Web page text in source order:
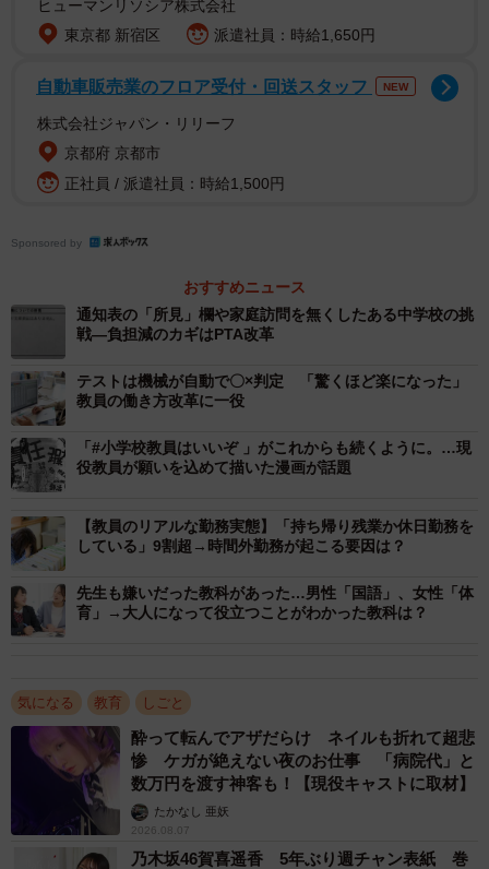
学校での役職／定時外労働時間（残業時間）の現状（提供画像）
般教科教員」（43.4％）、「クラス担任（副担任）」
（31.1％）、「学年主任」（18.2％）が上位となりまし
た。
ついては、「20～30時間未満」（22.7％）、「10時間未
満」（19.5％）、「10～20時間未満」（16.4％）など、約6
割が「30時間未満」と回答した一方、残りの約4割は月
「30時間以上」の残業を行っており、中には「60時間以
上」（7.8％）という回答も見られ、教職員の働き方が「比
較的定時に近い層」と「極端な長時間労働層」に二極化し
ている可能性が示唆されました。
3/7
定時外労働の原因として、特に時間を費やしている業務／現在の教務の
多忙さが原因で、教員としての仕事の『やりがい』が低減したと思うこ
ヒューマンリソシア株式会社
東京都 新宿区
派遣社員：時給1,650円
自動車販売業のフロア受付・回送スタッフ NEW
株式会社ジャパン・リリーフ
京都府 京都市
正社員 / 派遣社員：時給1,500円
Sponsored by
おすすめニュース
通知表の「所見」欄や家庭訪問を無くしたある中学校の挑
戦―負担減のカギはPTA改革
テストは機械が自動で〇×判定 「驚くほど楽になった」
教員の働き方改革に一役
「#小学校教員はいいぞ 」がこれからも続くように。…現
役教員が願いを込めて描いた漫画が話題
【教員のリアルな勤務実態】「持ち帰り残業か休日勤務を
している」9割超→時間外勤務が起こる要因は？
先生も嫌いだった教科があった…男性「国語」、女性「体
育」→大人になって役立つことがわかった教科は？
気になる 教育 しごと
酔って転んでアザだらけ ネイルも折れて超悲
惨 ケガが絶えない夜のお仕事 「病院代」と
数万円を渡す神客も！【現役キャストに取材】
たかなし 亜妖
2026.08.07
乃木坂46賀喜遥香 5年ぶり週チャン表紙 巻